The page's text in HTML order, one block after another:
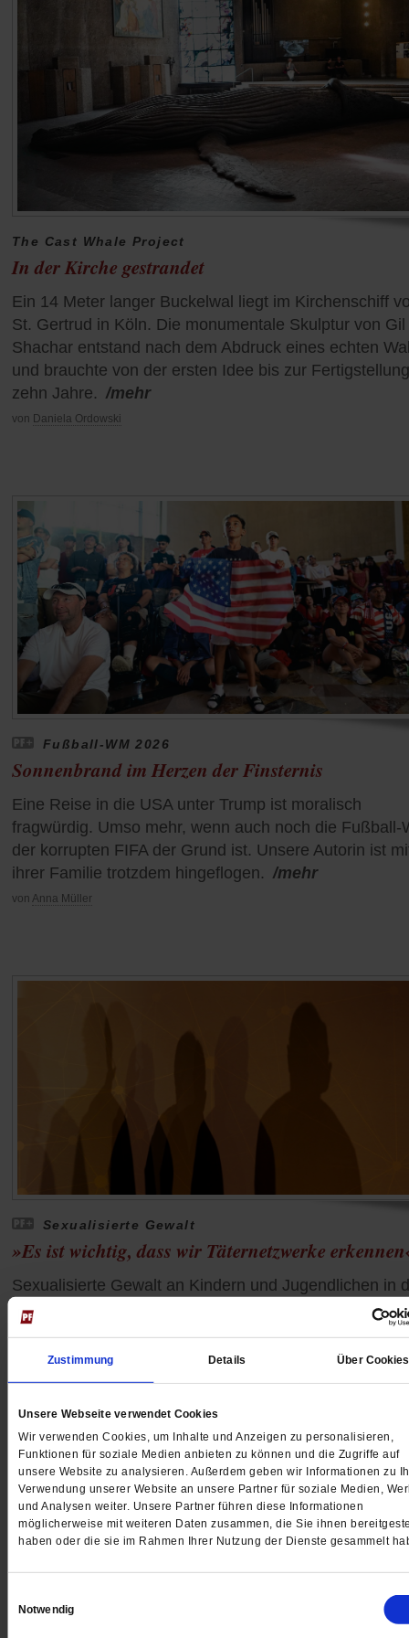
Zustimmung Details Über Cookies
Unsere Webseite verwendet Cookies
Wir verwenden Cookies, um Inhalte und Anzeigen zu personalisieren,
Funktionen für soziale Medien anbieten zu können und die Zugriffe auf
unsere Website zu analysieren. Außerdem geben wir Informationen zu
Verwendung unserer Website an unsere Partner für soziale Medien,
und Analysen weiter. Unsere Partner führen diese Informationen
möglicherweise mit weiteren Daten zusammen, die Sie ihnen
haben oder die sie im Rahmen Ihrer Nutzung der Dienste gesammelt
Notwendig
The Cast Whale Project
In der Kirche gestrandet
Ein 14 Meter langer Buckelwal liegt im Kirchenschiff
St. Gertrud in Köln. Die monumentale Skulptur von Gil
Shachar entstand nach dem Abdruck eines echten
und brauchte von der ersten Idee bis zur Fertigstellung
zehn Jahre. /mehr
von Daniela Ordowski
Fußball-WM 2026
Sonnenbrand im Herzen der Finsternis
Eine Reise in die USA unter Trump ist moralisch
fragwürdig. Umso mehr, wenn auch noch die Fußball-
der korrupten FIFA der Grund ist. Unsere Autorin ist
ihrer Familie trotzdem hingeflogen. /mehr
von Anna Müller
Sexualisierte Gewalt
»Es ist wichtig, dass wir Täternetzwerke
Sexualisierte Gewalt an Kindern und Jugendlichen in
katholischen Kirche ist mittlerweile breit erforscht.
Trotzdem bleiben Netzwerke von Tätern
Wie man das ändern könnte, erklären die Historikerin